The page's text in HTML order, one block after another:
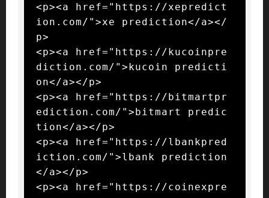
<p><a href="https://xepredict
ion.com/">xe prediction</a></
p>
<p><a href="https://kucoinpre
diction.com/">kucoin predicti
on</a></p>
<p><a href="https://bitmartpr
ediction.com/">bitmart predic
tion</a></p>
<p><a href="https://lbankpred
iction.com/">lbank prediction
</a></p>
<p><a href="https://coinexpre